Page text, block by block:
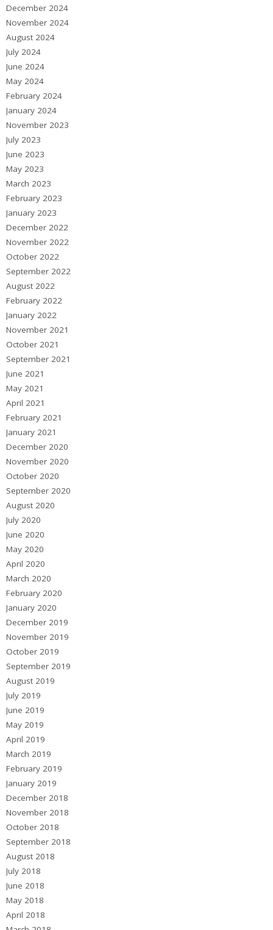
December 2024
November 2024
August 2024
July 2024
June 2024
May 2024
February 2024
January 2024
November 2023
July 2023
June 2023
May 2023
March 2023
February 2023
January 2023
December 2022
November 2022
October 2022
September 2022
August 2022
February 2022
January 2022
November 2021
October 2021
September 2021
June 2021
May 2021
April 2021
February 2021
January 2021
December 2020
November 2020
October 2020
September 2020
August 2020
July 2020
June 2020
May 2020
April 2020
March 2020
February 2020
January 2020
December 2019
November 2019
October 2019
September 2019
August 2019
July 2019
June 2019
May 2019
April 2019
March 2019
February 2019
January 2019
December 2018
November 2018
October 2018
September 2018
August 2018
July 2018
June 2018
May 2018
April 2018